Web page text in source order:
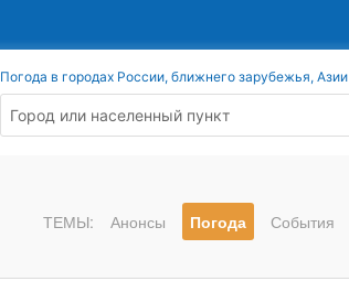
Погода в городах России, ближнего зарубежья, Азии
ТЕМЫ: Анонсы Погода События